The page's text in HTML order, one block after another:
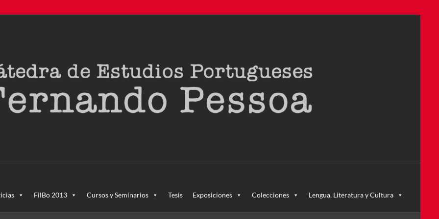
FilBo 2013 Cursos y Seminarios Tesis Exposiciones Colecciones Lengua, Literatura y Cultura